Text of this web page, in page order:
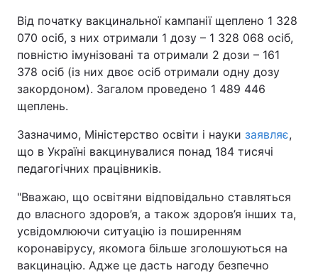
Від початку вакцинальної кампанії щеплено 1 328
070 осіб, з них отримали 1 дозу – 1 328 068 осіб,
повністю імунізовані та отримали 2 дози – 161
378 осіб (із них двоє осіб отримали одну дозу
закордоном). Загалом проведено 1 489 446
щеплень.
Зазначимо, Міністерство освіти і науки заявляє,
що в Україні вакцинувалися понад 184 тисячі
педагогічних працівників.
"Вважаю, що освітяни відповідально ставляться
до власного здоров’я, а також здоров’я інших та,
усвідомлюючи ситуацію із поширенням
коронавірусу, якомога більше зголошуються на
вакцинацію. Адже це дасть нагоду безпечно